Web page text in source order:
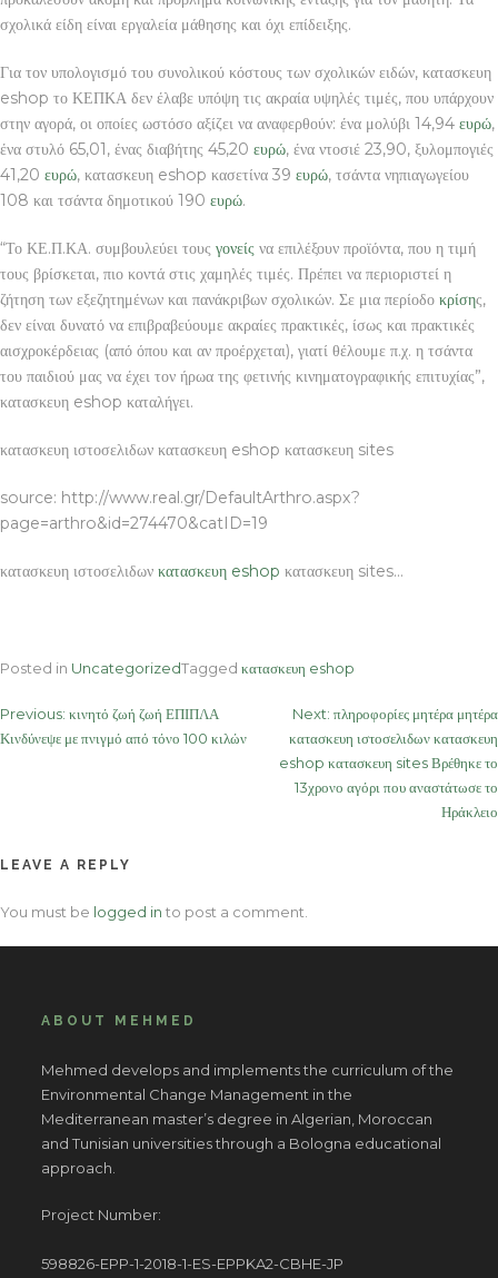
σχολικά είδη είναι εργαλεία μάθησης και όχι επίδειξης.
Για τον υπολογισμό του συνολικού κόστους των σχολικών ειδών, κατασκευη
eshop το ΚΕΠΚΑ δεν έλαβε υπόψη τις ακραία υψηλές τιμές, που υπάρχουν
στην αγορά, οι οποίες ωστόσο αξίζει να αναφερθούν: ένα μολύβι 14,94 ευρώ,
ένα στυλό 65,01, ένας διαβήτης 45,20 ευρώ, ένα ντοσιέ 23,90, ξυλομπογιές
41,20 ευρώ, κατασκευη eshop κασετίνα 39 ευρώ, τσάντα νηπιαγωγείου
108 και τσάντα δημοτικού 190 ευρώ.
“Το ΚΕ.Π.ΚΑ. συμβουλεύει τους γονείς να επιλέξουν προϊόντα, που η τιμή
τους βρίσκεται, πιο κοντά στις χαμηλές τιμές. Πρέπει να περιοριστεί η
ζήτηση των εξεζητημένων και πανάκριβων σχολικών. Σε μια περίοδο κρίσης,
δεν είναι δυνατό να επιβραβεύουμε ακραίες πρακτικές, ίσως και πρακτικές
αισχροκέρδειας (από όπου και αν προέρχεται), γιατί θέλουμε π.χ. η τσάντα
του παιδιού μας να έχει τον ήρωα της φετινής κινηματογραφικής επιτυχίας”,
κατασκευη eshop καταλήγει.
κατασκευη ιστοσελιδων κατασκευη eshop κατασκευη sites
source: http://www.real.gr/DefaultArthro.aspx?
page=arthro&id=274470&catID=19
κατασκευη ιστοσελιδων κατασκευη eshop κατασκευη sites…
Posted in UncategorizedTagged κατασκευη eshop
Post
navigation
Previous: κινητό ζωή ζωή ΕΠΙΠΛΑ
Κινδύνεψε με πνιγμό από τόνο 100 κιλών
Next: πληροφορίες μητέρα μητέρα
κατασκευη ιστοσελιδων κατασκευη
eshop κατασκευη sites Βρέθηκε το
13χρονο αγόρι που αναστάτωσε το
Ηράκλειο
LEAVE A REPLY
You must be logged in to post a comment.
ABOUT MEHMED
Mehmed develops and implements the curriculum of the
Environmental Change Management in the
Mediterranean master’s degree in Algerian, Moroccan
and Tunisian universities through a Bologna educational
approach.
Project Number:
598826-EPP-1-2018-1-ES-EPPKA2-CBHE-JP